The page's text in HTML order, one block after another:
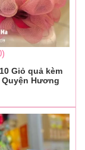
Giỏ quả kèm
Quyện Hương